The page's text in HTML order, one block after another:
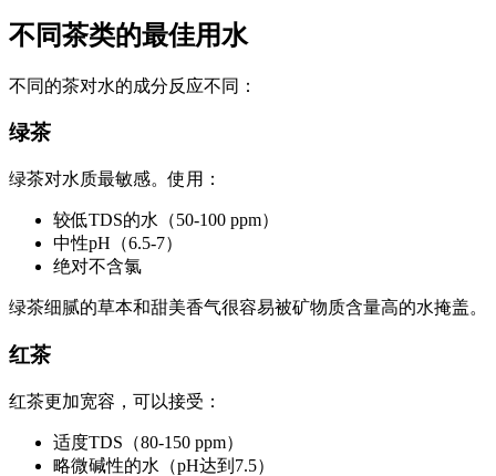
不同茶类的最佳用水
不同的茶对水的成分反应不同：
绿茶
绿茶对水质最敏感。使用：
较低TDS的水（50-100 ppm）
中性pH（6.5-7）
绝对不含氯
绿茶细腻的草本和甜美香气很容易被矿物质含量高的水掩盖。
红茶
红茶更加宽容，可以接受：
适度TDS（80-150 ppm）
略微碱性的水（pH达到7.5）